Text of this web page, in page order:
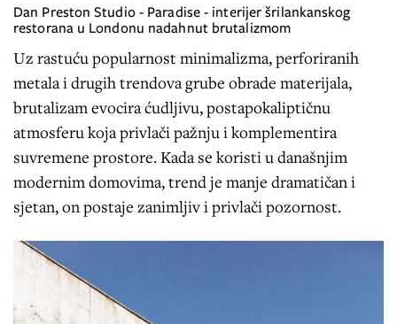
Dan Preston Studio - Paradise - interijer šrilankanskog
restorana u Londonu nadahnut brutalizmom
Uz rastuću popularnost minimalizma, perforiranih
metala i drugih trendova grube obrade materijala,
brutalizam evocira ćudljivu, postapokaliptičnu
atmosferu koja privlači pažnju i komplementira
suvremene prostore. Kada se koristi u današnjim
modernim domovima, trend je manje dramatičan i
sjetan, on postaje zanimljiv i privlači pozornost.